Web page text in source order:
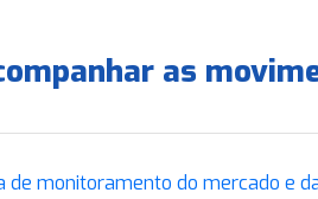
as
de monitoramento do mercado e